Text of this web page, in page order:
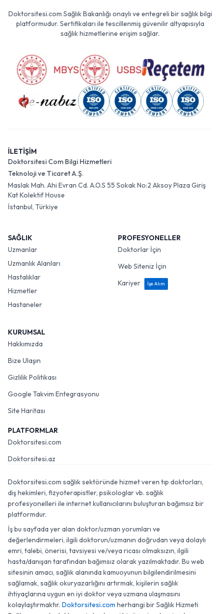
Doktorsitesi.com Sağlık Bakanlığı onaylı ve entegreli bir sağlık bilgi
platformudur. Sertifikaları ile tescillenmiş güvenilir altyapısıyla
sağlık hizmetlerine erişim sağlar.
İLETİŞİM
Doktorsitesi Com Bilgi Hizmetleri
Teknoloji ve Ticaret A.Ş.
Maslak Mah. Ahi Evran Cd. A.O.S 55 Sokak No:2 Aksoy Plaza Giriş
Kat Kolektif House
İstanbul, Türkiye
SAĞLIK
Uzmanlar
Uzmanlık Alanları
Hastalıklar
Hizmetler
Hastaneler
PROFESYONELLER
Doktorlar İçin
Web Siteniz İçin
Kariyer
İşe Alım
KURUMSAL
Hakkımızda
Bize Ulaşın
Gizlilik Politikası
Google Takvim Entegrasyonu
Site Haritası
PLATFORMLAR
Doktorsitesi.com
Doktorsitesi.az
Doktorsitesi.com sağlık sektöründe hizmet veren tıp doktorları,
diş hekimleri, fizyoterapistler, psikologlar vb. sağlık
profesyonelleri ile internet kullanıcılarını buluşturan bağımsız bir
platformdur.
İş bu sayfada yer alan doktor/uzman yorumları ve
değerlendirmeleri, ilgili doktorun/uzmanın doğrudan veya dolaylı
emri, talebi, önerisi, tavsiyesi ve/veya ricası olmaksızın, ilgili
hasta/danışan tarafından bağımsız olarak yazılmaktadır. Bu web
sitesinin amacı, sağlık alanında kamuoyunun bilgilendirilmesini
sağlamak, sağlık okuryazarlığını artırmak, kişilerin sağlık
ihtiyaçlarına uygun en iyi doktor veya uzmana ulaşmasını
kolaylaştırmaktır. Doktorsitesi.com herhangi bir Sağlık Hizmeti